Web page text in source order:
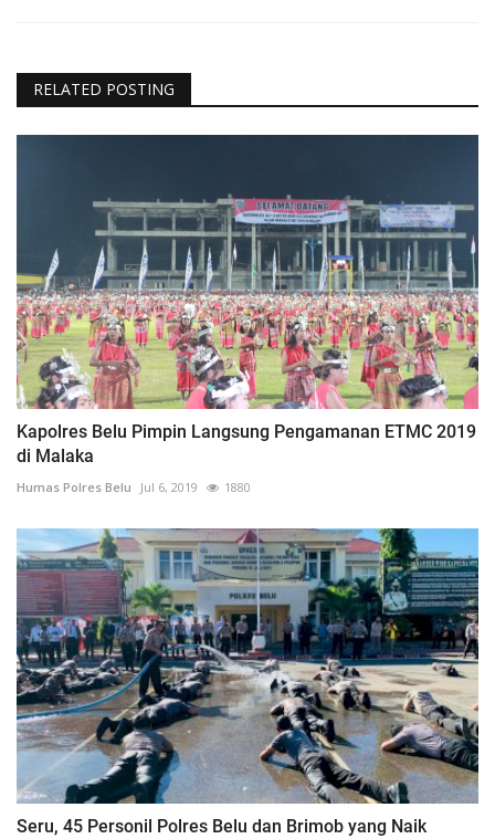
RELATED POSTING
Kapolres Belu Pimpin Langsung Pengamanan ETMC 2019
di Malaka
Humas Polres Belu Jul 6, 2019 1880
Seru, 45 Personil Polres Belu dan Brimob yang Naik